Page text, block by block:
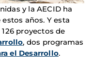
y la AECID ha
años. Y esta
proyectos de
, dos programas
el Desarrollo.